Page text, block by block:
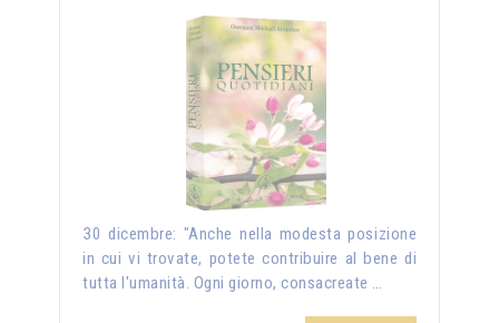
30 dicembre: "Anche nella modesta posizione
in cui vi trovate, potete contribuire al bene di
tutta l'umanità. Ogni giorno, consacreate …